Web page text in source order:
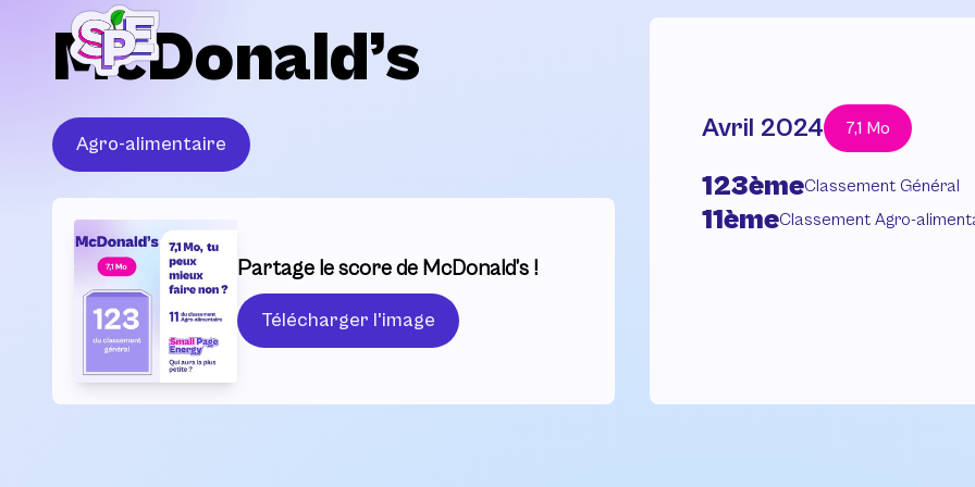
McDonald’s
Agro-alimentaire
Partage le score de McDonald’s !
Télécharger l'image
Avril 2024 7,1 Mo
123èmeClassement Général
11èmeClassement Agro-